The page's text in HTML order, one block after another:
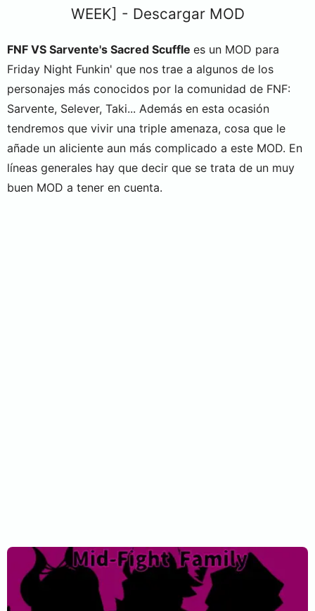
WEEK] - Descargar MOD
FNF VS Sarvente's Sacred Scuffle es un MOD para
Friday Night Funkin' que nos trae a algunos de los
personajes más conocidos por la comunidad de FNF:
Sarvente, Selever, Taki... Además en esta ocasión
tendremos que vivir una triple amenaza, cosa que le
añade un aliciente aun más complicado a este MOD. En
líneas generales hay que decir que se trata de un muy
buen MOD a tener en cuenta.